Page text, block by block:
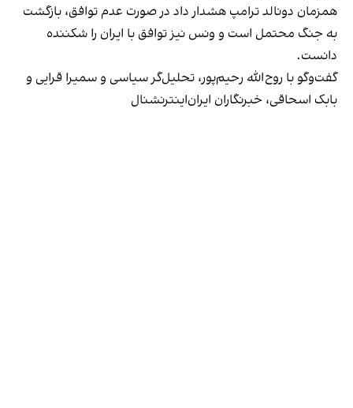
همزمان دونالد ترامپ هشدار داد در صورت عدم توافق، بازگشت
به جنگ محتمل است و ونس نیز توافق با ایران را شکننده
دانست.
گفت‌وگو با روح‌الله رحیم‌پور، تحلیل‌گر سیاسی و سمیرا قرایی و
بابک اسحاقی، خبرنگاران ایران‌اینترنشنال